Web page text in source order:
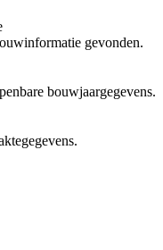
gevonden.
bouwjaargegevens.